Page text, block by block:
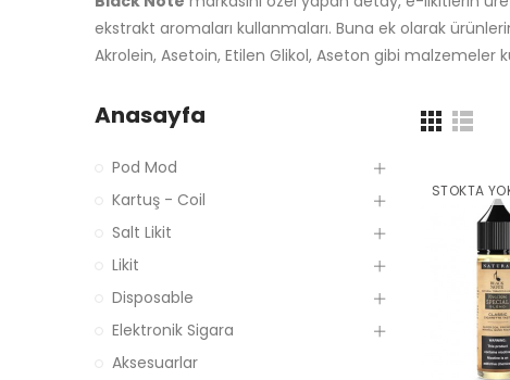
ekstrakt aromaları kullanmaları. Buna ek olarak
Akrolein, Asetoin, Etilen Glikol, Aseton gibi malzemeler
STOKTA
Anasayfa
Pod Mod
Kartuş - Coil
Salt Likit
Likit
Disposable
Elektronik Sigara
Aksesuarlar